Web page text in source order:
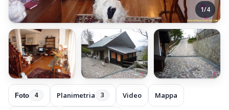
1/4
Foto 4 Planimetria 3 Video Mappa